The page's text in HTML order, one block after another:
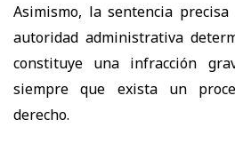
Asimismo, la sentencia
autoridad administrativa
constituye una infracción
siempre que exista un
derecho.